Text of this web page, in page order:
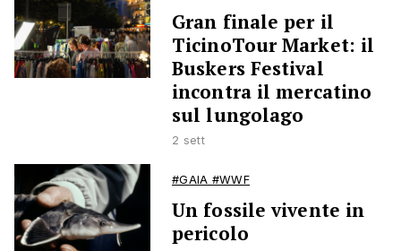
Gran finale per il
TicinoTour Market: il
Buskers Festival
incontra il mercatino
sul lungolago
2 sett
#GAIA #WWF
Un fossile vivente in
pericolo